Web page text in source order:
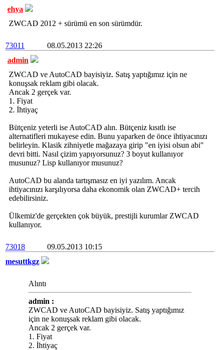
ehya
ZWCAD 2012 + sürümü en son sürümdür.
73011
08.05.2013 22:26
admin
ZWCAD ve AutoCAD bayisiyiz. Satış yaptığımız için ne
konuşsak reklam gibi olacak.
Ancak 2 gerçek var.
1. Fiyat
2. İhtiyaç
Bütçeniz yeterli ise AutoCAD alın. Bütçeniz kısıtlı ise
alternatifleri mukayese edin. Bunu yaparken de önce ihtiyacınızı
belirleyin. Klasik zihniyetle mağazaya girip "en iyisi olsun abi"
devri bitti. Nasıl çizim yapıyorsunuz? 3 boyut kullanıyor
musunuz? Lisp kullanıyor musunuz?
AutoCAD bu alanda tartışmasız en iyi yazılım. Ancak
ihtiyacınızı karşılıyorsa daha ekonomik olan ZWCAD+ tercih
edebilirsiniz.
Ülkemiz'de gerçekten çok büyük, prestijli kurumlar ZWCAD
kullanıyor.
73018
09.05.2013 10:15
mesuttkgz
Alıntı
admin :
ZWCAD ve AutoCAD bayisiyiz. Satış yaptığımız
için ne konuşsak reklam gibi olacak.
Ancak 2 gerçek var.
1. Fiyat
2. İhtiyaç